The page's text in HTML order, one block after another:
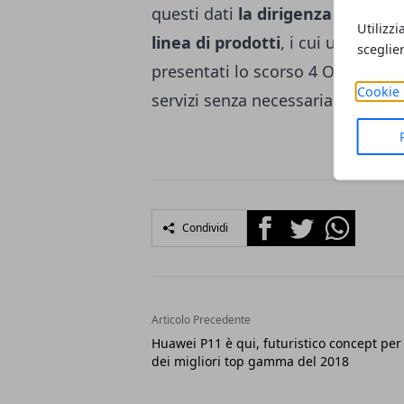
Cookie
questi dati la dirigenza Google
linea di prodotti, i cui ultimi
presentati lo scorso 4 Ottobre,
servizi senza necessariamente
Condividi FacebookTwitterWhatsapp
Articolo Precedente
Huawei P11 è qui, futuristico concept
dei migliori top gamma del 2018